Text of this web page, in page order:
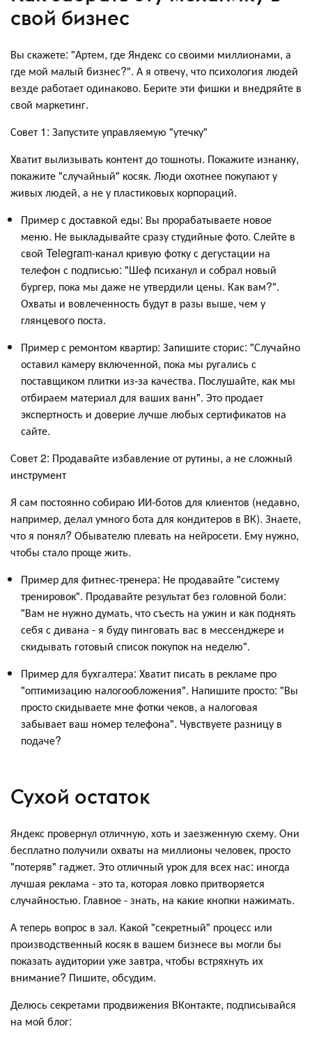
свой бизнес
Вы скажете: "Артем, где Яндекс со своими миллионами, а
где мой малый бизнес?". А я отвечу, что психология людей
везде работает одинаково. Берите эти фишки и внедряйте в
свой маркетинг.
Совет 1: Запустите управляемую "утечку"
Хватит вылизывать контент до тошноты. Покажите изнанку,
покажите "случайный" косяк. Люди охотнее покупают у
живых людей, а не у пластиковых корпораций.
Пример с доставкой еды: Вы прорабатываете новое
меню. Не выкладывайте сразу студийные фото. Слейте в
свой Telegram-канал кривую фотку с дегустации на
телефон с подписью: "Шеф психанул и собрал новый
бургер, пока мы даже не утвердили цены. Как вам?".
Охваты и вовлеченность будут в разы выше, чем у
глянцевого поста.
Пример с ремонтом квартир: Запишите сторис: "Случайно
оставил камеру включенной, пока мы ругались с
поставщиком плитки из-за качества. Послушайте, как мы
отбираем материал для ваших ванн". Это продает
экспертность и доверие лучше любых сертификатов на
сайте.
Совет 2: Продавайте избавление от рутины, а не сложный
инструмент
Я сам постоянно собираю ИИ-ботов для клиентов (недавно,
например, делал умного бота для кондитеров в ВК). Знаете,
что я понял? Обывателю плевать на нейросети. Ему нужно,
чтобы стало проще жить.
Пример для фитнес-тренера: Не продавайте "систему
тренировок". Продавайте результат без головной боли:
"Вам не нужно думать, что съесть на ужин и как поднять
себя с дивана - я буду пинговать вас в мессенджере и
скидывать готовый список покупок на неделю".
Пример для бухгалтера: Хватит писать в рекламе про
"оптимизацию налогообложения". Напишите просто: "Вы
просто скидываете мне фотки чеков, а налоговая
забывает ваш номер телефона". Чувствуете разницу в
подаче?
Сухой остаток
Яндекс провернул отличную, хоть и заезженную схему. Они
бесплатно получили охваты на миллионы человек, просто
"потеряв" гаджет. Это отличный урок для всех нас: иногда
лучшая реклама - это та, которая ловко притворяется
случайностью. Главное - знать, на какие кнопки нажимать.
А теперь вопрос в зал. Какой "секретный" процесс или
производственный косяк в вашем бизнесе вы могли бы
показать аудитории уже завтра, чтобы встряхнуть их
внимание? Пишите, обсудим.
Делюсь секретами продвижения ВКонтакте, подписывайся
на мой блог: